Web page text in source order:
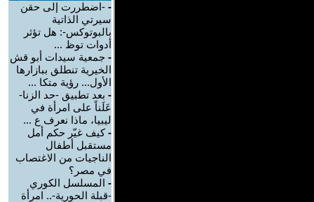
- -اضطررت إلى حقن
سيرتي الذاتية
بالبوتوكس-: هل تؤثر
أدوات توظ ...
- جمعية سيدات أبو قش
الخيرية تنطلق ببازارها
الأول... رؤية متكا ...
- بعد تطبيق -حد الزنا-
عَلَناً على امرأة في
ليبيا، ماذا نعرف ع ...
-كيف غيّر حكم أمل
مستقبل أطفال
الناجيات من الاغتصاب
في مصر؟
- المسلسل الكوري
-قبلة الحورية-.. امرأة